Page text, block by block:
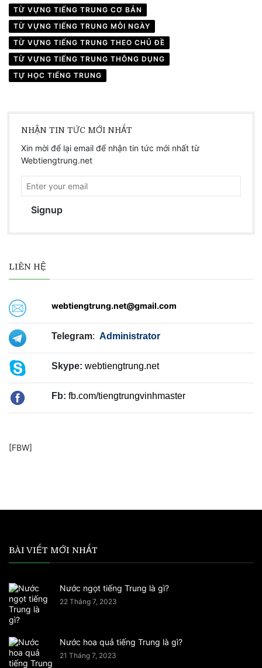
TỪ VỰNG TIẾNG TRUNG CƠ BẢN
TỪ VỰNG TIẾNG TRUNG MỖI NGÀY
TỪ VỰNG TIẾNG TRUNG THEO CHỦ ĐỀ
TỪ VỰNG TIẾNG TRUNG THÔNG DỤNG
TỰ HỌC TIẾNG TRUNG
NHẬN TIN TỨC MỚI NHẤT
Xin mời để lại email để nhận tin tức mới nhất từ
Webtiengtrung.net
Signup
LIÊN HỆ
webtiengtrung.net@gmail.com
Telegram: Administrator
Skype: webtiengtrung.net
Fb: fb.com/tiengtrungvinhmaster
[FBW]
BÀI VIẾT MỚI NHẤT
Nước ngọt tiếng Trung là gì?
22 Tháng 7, 2023
Nước hoa quả tiếng Trung là gì?
21 Tháng 7, 2023